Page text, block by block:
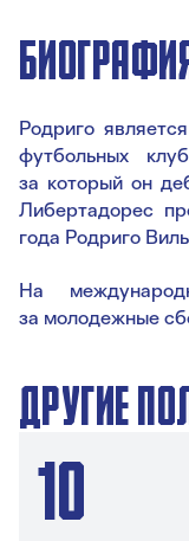
БИОГРАФИЯ
Родриго
футбольных
за который он
Либертадорес
года Родриго
На
за молодежные
ДРУГИЕ
10